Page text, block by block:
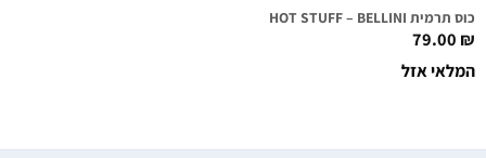
כוס תרמית HOT STUFF – BELLINI
79.00₪
המלאי אזל